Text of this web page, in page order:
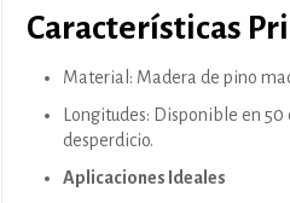
Características
Material: Madera de pino
Longitudes: Disponible en
desperdicio.
Aplicaciones Ideales